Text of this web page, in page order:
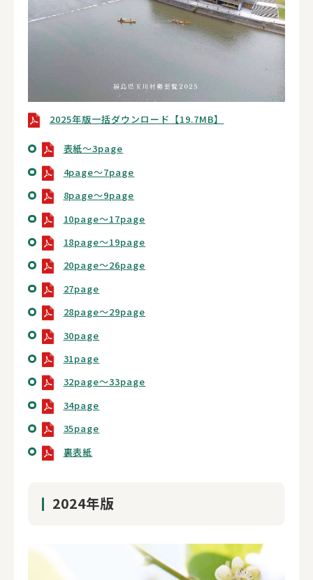
2025年版一括ダウンロード【19.7MB】
表紙～3page
4page～7page
8page～9page
10page～17page
18page～19page
20page～26page
27page
28page～29page
30page
31page
32page～33page
34page
35page
裏表紙
2024年版